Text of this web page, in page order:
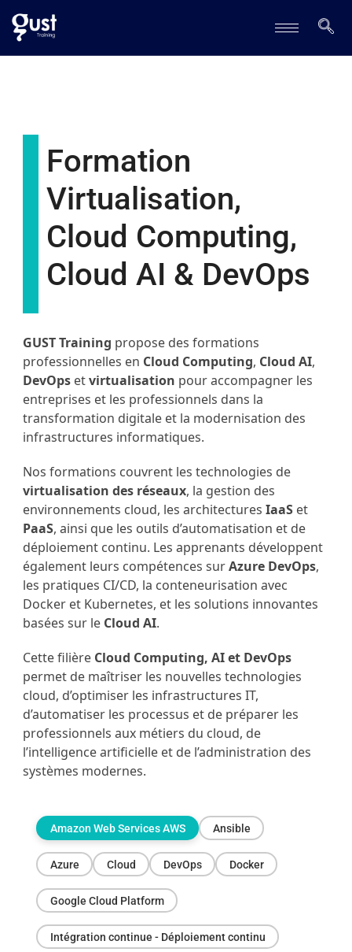
Formation
Virtualisation,
Cloud Computing,
Cloud AI & DevOps
GUST Training propose des formations
professionnelles en Cloud Computing, Cloud AI,
DevOps etvirtualisation pour accompagner les
entreprises et les professionnels dans la
transformation digitale et la modernisation des
infrastructures informatiques.
Nos formations couvrent les technologies de
virtualisation des réseaux, la gestion des
environnements cloud, les architecturesIaaS et
PaaS, ainsi que les outils d’automatisation et de
déploiement continu. Les apprenants développent
également leurs compétences surAzure DevOps,
les pratiques CI/CD, la conteneurisation avec
Docker et Kubernetes, et les solutions innovantes
basées sur le Cloud AI.
Cette filière Cloud Computing, AI et DevOps
permet de maîtriser les nouvelles technologies
cloud, d’optimiser les infrastructures IT,
d’automatiser les processus et de préparer les
professionnels aux métiers du cloud, de
l’intelligence artificielle et de l’administration des
systèmes modernes.
Amazon Web Services AWS Ansible
Azure Cloud DevOps Docker
Google Cloud Platform
Intégration continue - Déploiement continu